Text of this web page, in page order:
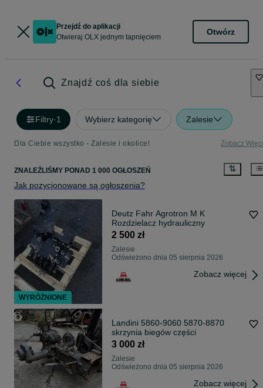
Przejdź do aplikacji
Otwieraj OLX jednym tapnięciem
Otwórz
Znajdź coś dla siebie
Filtry·1 Wybierz kategorię Zalesie
Dla Ciebie wszystko - Zalesie i okolice! Zobacz
ZNALEŹLIŚMY PONAD 1 000 OGŁOSZEŃ
Jak pozycjonowane są ogłoszenia?
Deutz Fahr Agrotron M K
Rozdzielacz hydrauliczny
2 500 zł
Zalesie
Odświeżono dnia 05 sierpnia 2026
Zobacz więcej
Landini 5860-9060 5870-8870
skrzynia biegów części
3 000 zł
Zalesie
Odświeżono dnia 05 sierpnia 2026
Zobacz więcej
WYRÓŻNIONE